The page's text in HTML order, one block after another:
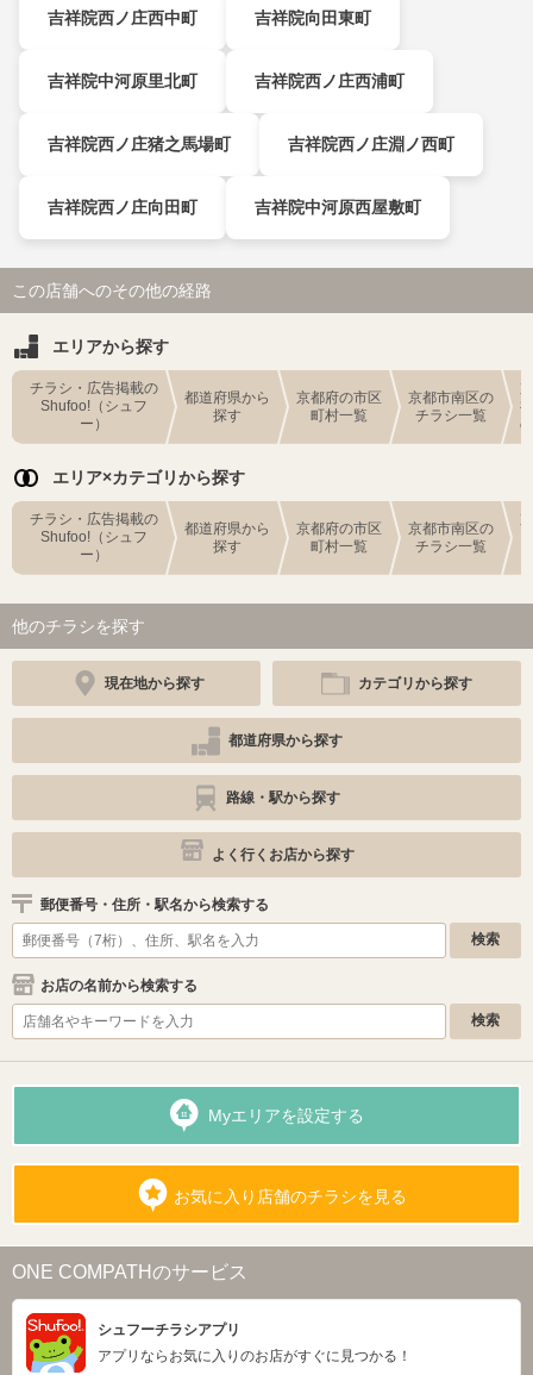
吉祥院西ノ庄西中町 吉祥院向田東町
吉祥院中河原里北町 吉祥院西ノ庄西浦町
吉祥院西ノ庄猪之馬場町 吉祥院西ノ庄淵ノ西町
吉祥院西ノ庄向田町 吉祥院中河原西屋敷町
この店舗へのその他の経路
エリアから探す
チラシ・広告掲載の
Shufoo!（シュフ
ー）
都道府県から
探す
京都府の市区
町村一覧
京都市南区の
チラシ一覧
エリア×カテゴリから探す
チラシ・広告掲載の
Shufoo!（シュフ
ー）
都道府県から
探す
京都府の市区
町村一覧
京都市南区の
チラシ一覧
他のチラシを探す
現在地から探す カテゴリから探す
都道府県から探す
路線・駅から探す
よく行くお店から探す
郵便番号・住所・駅名から検索する
お店の名前から検索する
Myエリアを設定する
お気に入り店舗のチラシを見る
ONE COMPATHのサービス
シュフーチラシアプリ
アプリならお気に入りのお店がすぐに見つかる！